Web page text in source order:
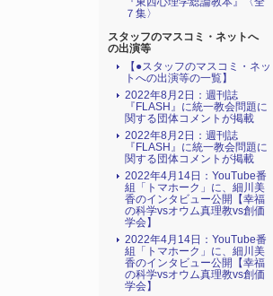
７集〉
スタッフのマスコミ・ネットへ
の出演等
【●スタッフのマスコミ・ネッ
トへの出演等の一覧】
2022年8月2日：週刊誌
『FLASH』に統一教会問題に
関する団体コメントが掲載
2022年8月2日：週刊誌
『FLASH』に統一教会問題に
関する団体コメントが掲載
2022年4月14日：YouTube番
組「トマホーク」に、細川美
香のインタビュー公開【幸福
の科学vsオウム真理教vs創価
学会】
2022年4月14日：YouTube番
組「トマホーク」に、細川美
香のインタビュー公開【幸福
の科学vsオウム真理教vs創価
学会】